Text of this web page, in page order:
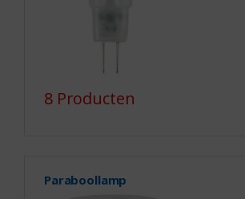
8 Producten
Paraboollamp